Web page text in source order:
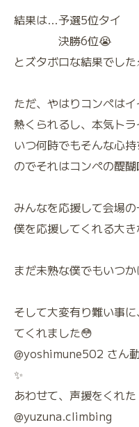
結果は…予選5位タイ
決勝6位😭
とズタボロな結果でした
ただ、やはりコンペはイ
熱くられるし、本気ト
いつ何時でもそんな心
のでそれはコンペの醍醐
みんなを応援して会場の
僕を応援してくれる大き
まだ未熟な僕でもいつか
そして大変有り難い事
てくれました😳
@yoshimune502 さん
✨
あわせて、声援をくれた
@yuzuna.climbing